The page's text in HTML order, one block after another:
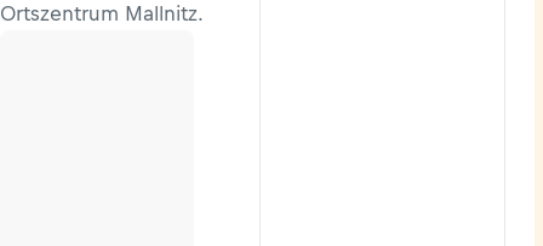
Ortszentrum Mallnitz.